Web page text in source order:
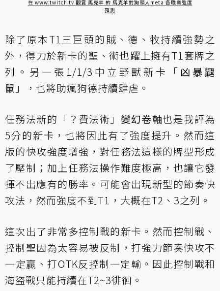
在 www.twitch.tv 觀賞 馬克羊 的 馬克羊對狗頭人meta 各職業強度
預測
除了原本T1三巨頭的賊、德、牧持續強勢之
外，得力於新卡的聖、術也躍上擁有T1套牌之
列。另一張1/1/3中立野獸新卡「 凶暴鼴
鼠 」，也將助瘋狗德持續肆虐。
任務法新的「？費法術」 變幻卷軸也是我評為
5分的新卡，也將因此有了強度提升。然而這
版的快攻強度增強，對任務法這樣的牌型形成
了壓制；加上任務法操作難度極高，也讓它發
揮不出應有的勝率。可能會出現新型的節奏快
攻法，然而強度不到T1，大概在T2、3之列。
這次出了非常多控制戰的新卡。然而控制戰、
控制聖因為太容易被反制，打強力節奏快攻不
一定贏、打OTK反控制一定輸。因此控制戰和
海盜戰只能持續在T2~3徘徊。